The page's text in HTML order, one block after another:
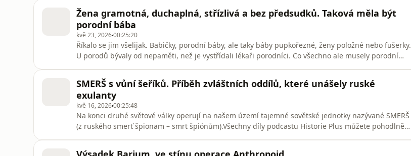
mujRozhlas.cz.
Žena gramotná, duchaplná, střízlivá a bez předsudků. Taková měla být
porodní bába
kvě 23, 202600:25:20
Říkalo se jim všelijak. Babičky, porodní báby, ale taky báby pupkořezné, ženy položné nebo fušerky.
U porodů bývaly od nepaměti, než je vystřídali lékaři porodníci. Co všechno ale musely porodní
můžete pohodlně poslouchat v mobilní aplikaci mujRozhlas pro Android a iOS nebo na webu
mujRozhlas.cz.
SMERŠ s vůní šeříků. Příběh zvláštních oddílů, které unášely ruské
exulanty
kvě 16, 202600:25:48
Na konci druhé světové války operují na našem území tajemné sovětské jednotky nazývané SMERŠ
(z ruského smerť špionam – smrt špiónům).Všechny díly podcastu Historie Plus můžete pohodlně